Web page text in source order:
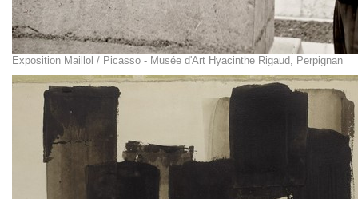
Exposition Maillol / Picasso - Musée d'Art Hyacinthe Rigaud, Perpignan